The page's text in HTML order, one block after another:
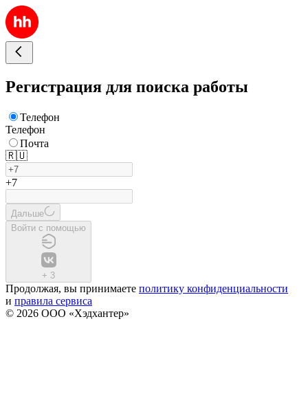
Регистрация для поиска работы
Телефон
Телефон
Почта
🇷🇺
+7
Дальше
Войти с помощью
+ 3
Продолжая, вы принимаете политику конфиденциальности
и правила сервиса
© 2026 ООО «Хэдхантер»